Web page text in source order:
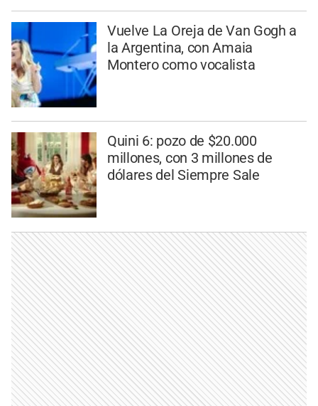
Vuelve La Oreja de Van Gogh a
la Argentina, con Amaia
Montero como vocalista
Quini 6: pozo de $20.000
millones, con 3 millones de
dólares del Siempre Sale